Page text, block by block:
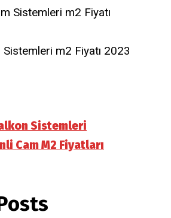
Sistemleri m2 Fiyatı 2023
Sistemleri
Cam M2 Fiyatları